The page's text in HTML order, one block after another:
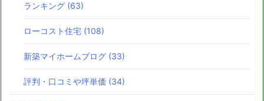
ランキング (63)
ローコスト住宅 (108)
新築マイホームブログ (33)
評判・口コミや坪単価 (34)